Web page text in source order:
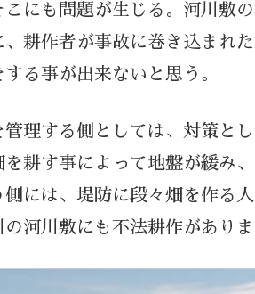
こにも問題が生じる。河川敷
、耕作者が事故に巻き込まれ
る事が出来ないと思う。
管理する側としては、対策と
を耕す事によって地盤が緩み
側には、堤防に段々畑を作る人
の河川敷にも不法耕作がありま